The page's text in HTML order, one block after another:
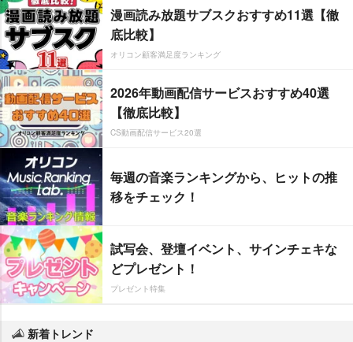
漫画読み放題サブスクおすすめ11選【徹
底比較】
オリコン顧客満足度ランキング
2026年動画配信サービスおすすめ40選
【徹底比較】
CS動画配信サービス20選
毎週の音楽ランキングから、ヒットの推
移をチェック！
試写会、登壇イベント、サインチェキな
どプレゼント！
プレゼント特集
新着トレンド